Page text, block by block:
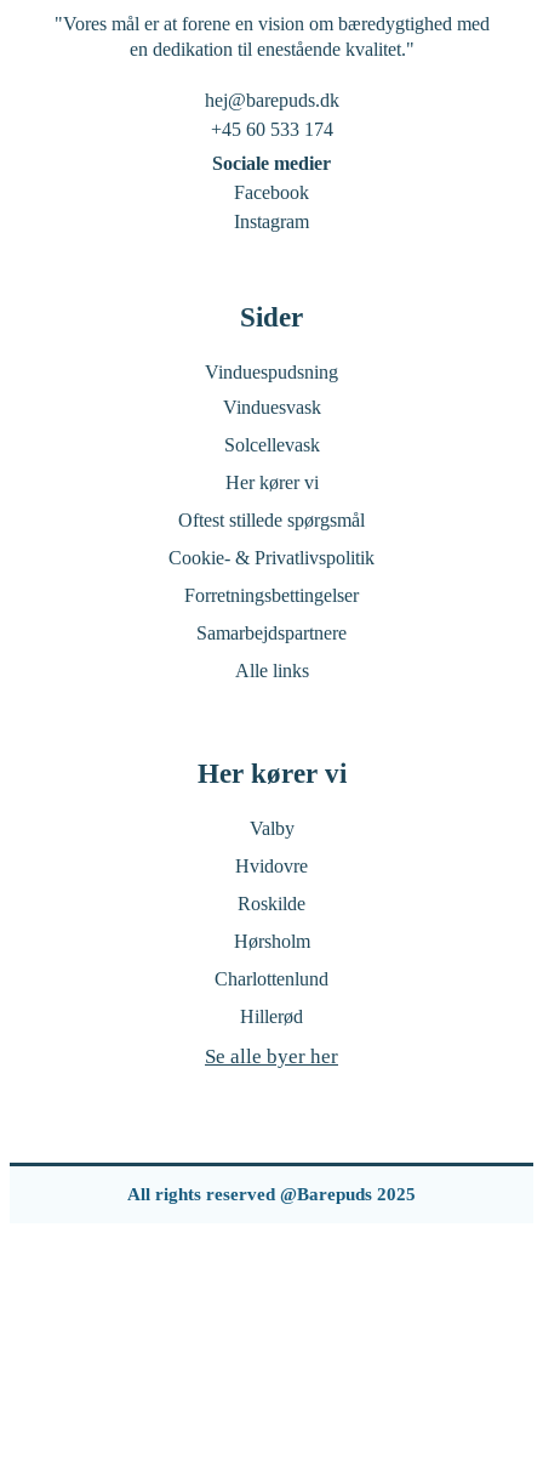
"Vores mål er at forene en vision om bæredygtighed med
en dedikation til enestående kvalitet."
hej@barepuds.dk
+45 60 533 174
Sociale medier
Facebook
Instagram
Sider
Vinduespudsning
Vinduesvask
Solcellevask
Her kører vi
Oftest stillede spørgsmål
Cookie- & Privatlivspolitik
Forretningsbettingelser
Samarbejdspartnere
Alle links
Her kører vi
Valby
Hvidovre
Roskilde
Hørsholm
Charlottenlund
Hillerød
Se alle byer her
All rights reserved @Barepuds 2025